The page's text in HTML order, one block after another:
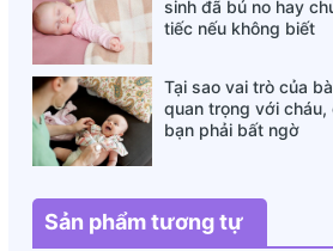
sinh đã bú no hay
tiếc nếu không biết
Tại sao vai trò của
quan trọng với cháu,
bạn phải bất ngờ
Sản phẩm tương tự